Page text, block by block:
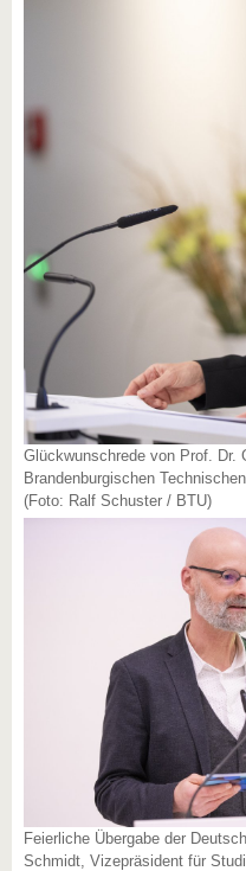
Glückwunschrede von Prof. Dr.
Brandenburgischen
(Foto: Ralf Schuster / BTU)
Feierliche Übergabe der
Schmidt, Vizepräsident für